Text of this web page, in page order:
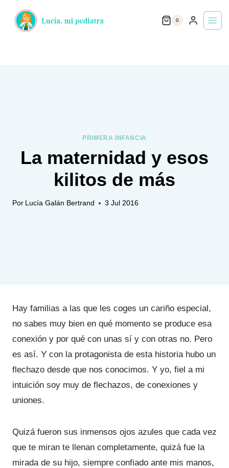
0
PRIMERA INFANCIA
La maternidad y esos
kilitos de más
Por Lucía Galán Bertrand 3 Jul 2016
Hay familias a las que les coges un cariño especial,
no sabes muy bien en qué momento se produce esa
conexión y por qué con unas sí y con otras no. Pero
es así. Y con la protagonista de esta historia hubo un
flechazo desde que nos conocimos. Y yo, fiel a mi
intuición soy muy de flechazos, de conexiones y
uniones.
Quizá fueron sus inmensos ojos azules que cada vez
que te miran te llenan completamente, quizá fue la
mirada de su hijo, siempre confiado ante mis manos,